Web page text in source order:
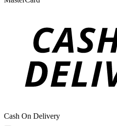
Cash On Delivery